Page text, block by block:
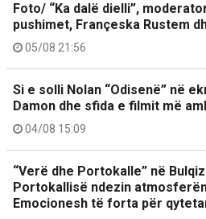
Foto/ “Ka dalë dielli”,
pushimet, Françeska Rustem
05/08 21:56
Si e solli Nolan “Odisenë” në
Damon dhe sfida e filmit më
04/08 15:09
“Verë dhe Portokalle” në
Portokallisë ndezin
Emocionesh të forta për